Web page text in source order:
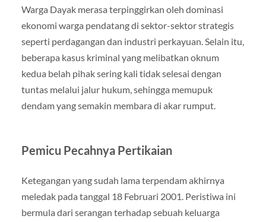
Warga Dayak merasa terpinggirkan oleh dominasi
ekonomi warga pendatang di sektor-sektor strategis
seperti perdagangan dan industri perkayuan. Selain itu,
beberapa kasus kriminal yang melibatkan oknum
kedua belah pihak sering kali tidak selesai dengan
tuntas melalui jalur hukum, sehingga memupuk
dendam yang semakin membara di akar rumput.
Pemicu Pecahnya Pertikaian
Ketegangan yang sudah lama terpendam akhirnya
meledak pada tanggal 18 Februari 2001. Peristiwa ini
bermula dari serangan terhadap sebuah keluarga